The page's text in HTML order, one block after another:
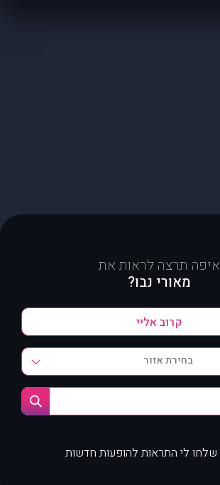
איפה תרצה לראות את
מאורי נבו?
בחירת אזור
שלחו לי התראות להופעות חדשות